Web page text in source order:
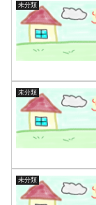
未分類
未分類
未分類